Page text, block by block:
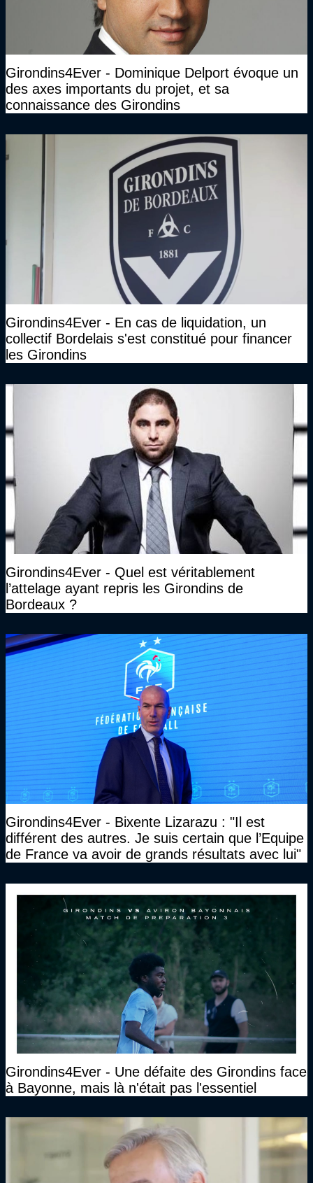
Girondins4Ever - Dominique Delport évoque un
des axes importants du projet, et sa
connaissance des Girondins
Girondins4Ever - En cas de liquidation, un
collectif Bordelais s'est constitué pour financer
les Girondins
Girondins4Ever - Quel est véritablement
l’attelage ayant repris les Girondins de
Bordeaux ?
Girondins4Ever - Bixente Lizarazu : "Il est
différent des autres. Je suis certain que l’Equipe
de France va avoir de grands résultats avec lui"
Girondins4Ever - Une défaite des Girondins face
à Bayonne, mais là n'était pas l'essentiel